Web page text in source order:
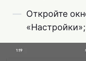
Откройте
«Настройки»;